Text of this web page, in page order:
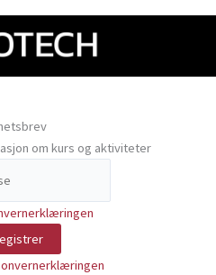
om kurs og aktiviteter